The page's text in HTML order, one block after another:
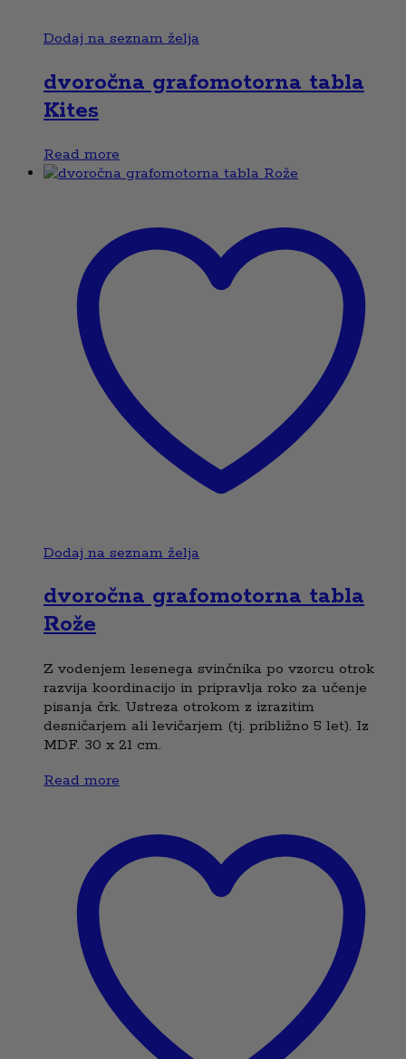
Dodaj na seznam želja
dvoročna grafomotorna tabla
Kites
Read more
Dodaj na seznam želja
dvoročna grafomotorna tabla
Rože
Z vodenjem lesenega svinčnika po vzorcu otrok
razvija koordinacijo in pripravlja roko za učenje
pisanja črk. Ustreza otrokom z izrazitim
desničarjem ali levičarjem (tj. približno 5 let). Iz
MDF. 30 x 21 cm.
Read more